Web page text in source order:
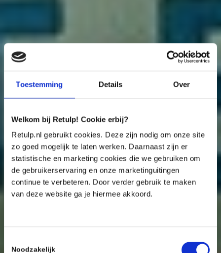
Toestemming Details Over
Welkom bij Retulp! Cookie erbij?
Retulp.nl gebruikt cookies. Deze zijn nodig om onze site
zo goed mogelijk te laten werken. Daarnaast zijn er
statistische en marketing cookies die we gebruiken om
de gebruikerservaring en onze marketinguitingen
continue te verbeteren. Door verder gebruik te maken
van deze website ga je hiermee akkoord.
Noodzakelijk